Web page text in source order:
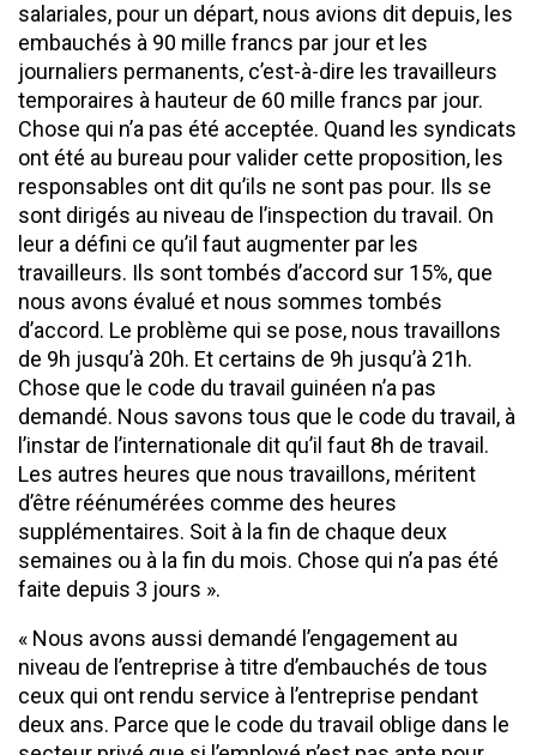
salariales, pour un départ, nous avions dit depuis, les
embauchés à 90 mille francs par jour et les
journaliers permanents, c’est-à-dire les travailleurs
temporaires à hauteur de 60 mille francs par jour.
Chose qui n’a pas été acceptée. Quand les syndicats
ont été au bureau pour valider cette proposition, les
responsables ont dit qu’ils ne sont pas pour. Ils se
sont dirigés au niveau de l’inspection du travail. On
leur a défini ce qu’il faut augmenter par les
travailleurs. Ils sont tombés d’accord sur 15%, que
nous avons évalué et nous sommes tombés
d’accord. Le problème qui se pose, nous travaillons
de 9h jusqu’à 20h. Et certains de 9h jusqu’à 21h.
Chose que le code du travail guinéen n’a pas
demandé. Nous savons tous que le code du travail, à
l’instar de l’internationale dit qu’il faut 8h de travail.
Les autres heures que nous travaillons, méritent
d’être réénumérées comme des heures
supplémentaires. Soit à la fin de chaque deux
semaines ou à la fin du mois. Chose qui n’a pas été
faite depuis 3 jours ».
« Nous avons aussi demandé l’engagement au
niveau de l’entreprise à titre d’embauchés de tous
ceux qui ont rendu service à l’entreprise pendant
deux ans. Parce que le code du travail oblige dans le